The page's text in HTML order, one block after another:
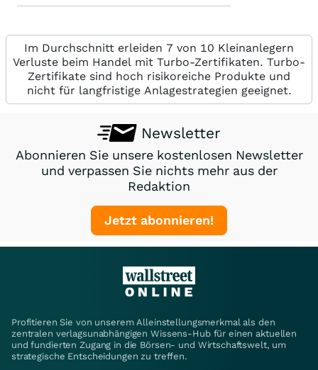
Im Durchschnitt erleiden 7 von 10 Kleinanlegern
Verluste beim Handel mit Turbo-Zertifikaten. Turbo-
Zertifikate sind hoch risikoreiche Produkte und
nicht für langfristige Anlagestrategien geeignet.
Newsletter
Abonnieren Sie unsere kostenlosen Newsletter
und verpassen Sie nichts mehr aus der
Redaktion
Jetzt abonnieren!
Profitieren Sie von unserem Alleinstellungsmerkmal als den
zentralen verlagsunabhängigen Wissens-Hub für einen aktuellen
und fundierten Zugang in die Börsen- und Wirtschaftswelt, um
strategische Entscheidungen zu treffen.